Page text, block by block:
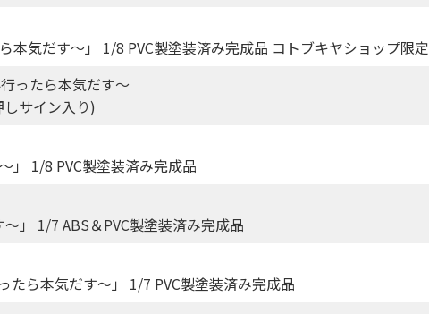
気だす～」 1/8 PVC製塗装済み完成品 コトブキヤショップ限定
ったら本気だす～
サイン入り)
」 1/8 PVC製塗装済み完成品
」 1/7 ABS＆PVC製塗装済み完成品
ら本気だす～」 1/7 PVC製塗装済み完成品